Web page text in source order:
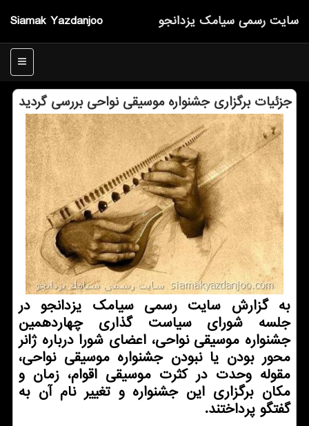
Siamak Yazdanjoo سایت رسمی سیامك یزدانجو
منو
جزئیات برگزاری جشنواره موسیقی نواحی بررسی گردید
به گزارش سایت رسمی سیامک یزدانجو در
جلسه شورای سیاست گذاری چهاردهمین
جشنواره موسیقی نواحی، اعضای شورا درباره ژانر
محور بودن یا نبودن جشنواره موسیقی نواحی،
مقوله وحدت در کثرت موسیقی اقوام، زمان و
مکان برگزاری این جشنواره و تغییر نام آن به
گفتگو پرداختند.